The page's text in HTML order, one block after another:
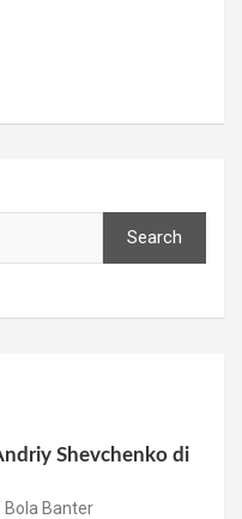
Search
Shevchenko di
Bola Banter